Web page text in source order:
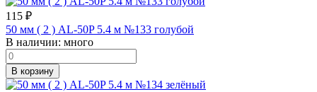
115 ₽
50 мм ( 2 ) AL-50P 5.4 м №133 голубой
В наличии: много
В корзину